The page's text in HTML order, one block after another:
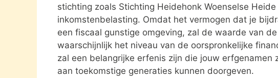
stichting zoals Stichting Heidehonk Woenselse
inkomstenbelasting. Omdat het vermogen dat je
een fiscaal gunstige omgeving, zal de waarde van
waarschijnlijk het niveau van de oorspronkelijke
zal een belangrijke erfenis zijn die jouw erfgenamen
aan toekomstige generaties kunnen doorgeven.